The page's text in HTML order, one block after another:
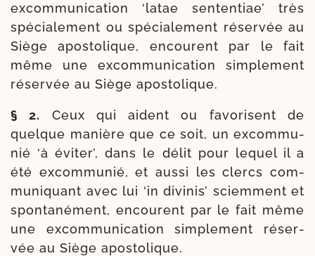
excom­mu­ni­ca­tion ‘latae sen­ten­tiae’ très
spé­cia­le­ment ou spé­cia­le­ment réser­vée au
Siège apos­to­lique, encourent par le fait
même une excom­mu­ni­ca­tion sim­ple­ment
réser­vée au Siège apostolique.
§ 2.
Ceux qui aident ou favo­risent de
quelque manière que ce soit, un excom­mu­
nié ‘à évi­ter’, dans le délit pour lequel il a
été excom­mu­nié, et aus­si les clercs com­
mu­ni­quant avec lui ‘in divi­nis’ sciem­ment et
spon­ta­né­ment, encourent par le fait même
une excom­mu­ni­ca­tion sim­ple­ment réser­
vée au Siège apostolique.